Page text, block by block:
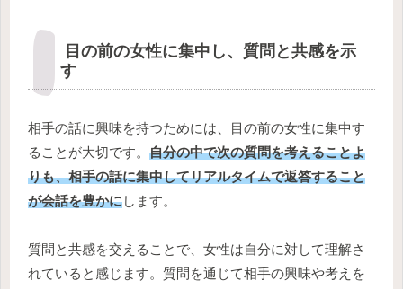
目の前の女性に集中し、質問と共感を示
す
相手の話に興味を持つためには、目の前の女性に集中す
ることが大切です。 自分の中で次の質問を考えることよ
りも、相手の話に集中してリアルタイムで返答すること
が会話を豊かにします。
質問と共感を交えることで、女性は自分に対して理解さ
れていると感じます。質問を通じて相手の興味や考えを